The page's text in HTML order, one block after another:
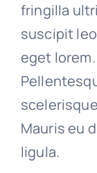
fringilla
suscipit
eget
Mauris eu
ligula.